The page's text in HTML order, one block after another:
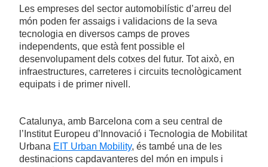
Les empreses del sector automobilístic d’arreu del
món poden fer assaigs i validacions de la seva
tecnologia en diversos camps de proves
independents, que està fent possible el
desenvolupament dels cotxes del futur. Tot això, en
infraestructures, carreteres i circuits tecnològicament
equipats i de primer nivell.
Catalunya, amb Barcelona com a seu central de
l’Institut Europeu d’Innovació i Tecnologia de Mobilitat
Urbana EIT Urban Mobility, és també una de les
destinacions capdavanteres del món en impuls i